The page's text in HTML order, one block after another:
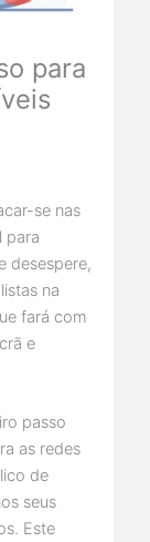
para
se nas
para
desespere,
na
fará com
e
passo
as redes
de
seus
Este